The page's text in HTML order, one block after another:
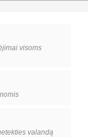
visoms
valandą